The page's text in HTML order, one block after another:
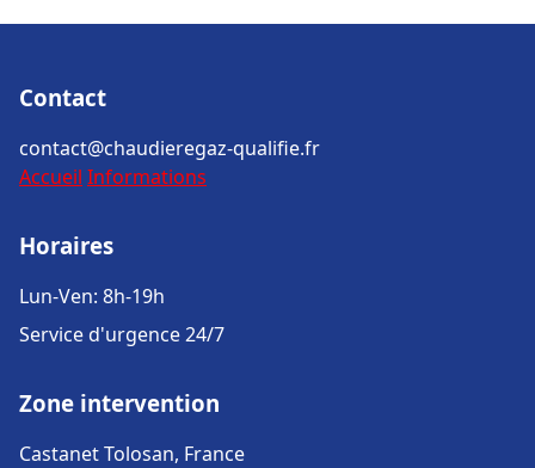
Contact
contact@chaudieregaz-qualifie.fr
Accueil Informations
Horaires
Lun-Ven: 8h-19h
Service d'urgence 24/7
Zone intervention
Castanet Tolosan, France